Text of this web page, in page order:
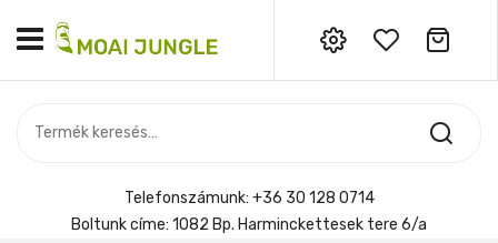
SZOBANÖVÉNY
KIEGÉSZÍTŐK
Menyasszonyi csokor
Telefonszámunk: +36 30 128 0714
Boltunk címe: 1082 Bp. Harminckettesek tere 6/a